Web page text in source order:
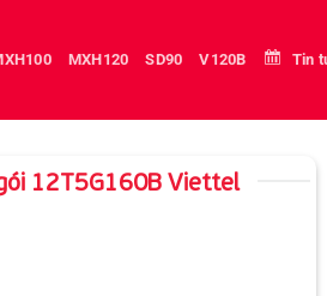
MXH120 SD90 V120B Tin
12T5G160B Viettel